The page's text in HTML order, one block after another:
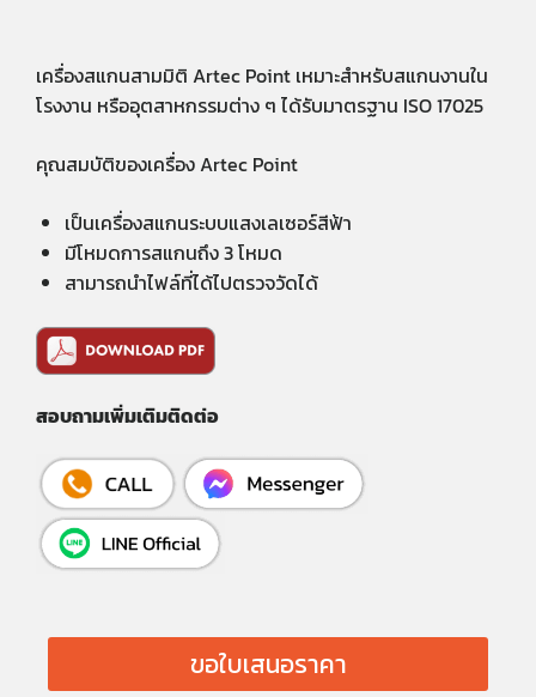
เครื่องสแกนสามมิติ Artec Point เหมาะสำหรับสแกนงานใน
โรงงาน หรืออุตสาหกรรมต่าง ๆ ได้รับมาตรฐาน ISO 17025
คุณสมบัติของเครื่อง Artec Point
เป็นเครื่องสแกนระบบแสงเลเซอร์สีฟ้า
มีโหมดการสแกนถึง 3 โหมด
สามารถนำไฟล์ที่ได้ไปตรวจวัดได้
สอบถามเพิ่มเติมติดต่อ
ขอใบเสนอราคา